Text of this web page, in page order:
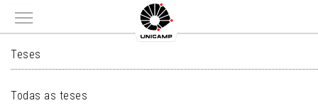
Main menu
TESES
Teses
Todas as teses